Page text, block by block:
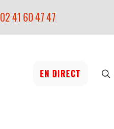
02 41 60 47 47
EN DIRECT